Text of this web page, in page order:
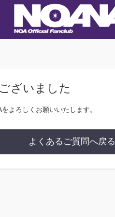
ざいました
よろしくお願いいたします。
よくあるご質問へ戻る